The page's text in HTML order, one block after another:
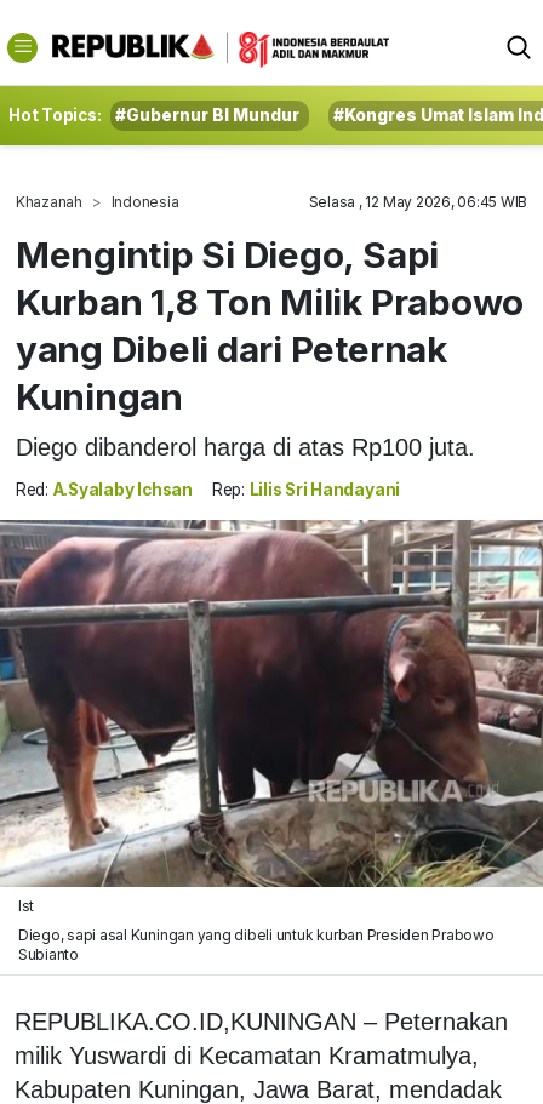
Hot Topics: #Gubernur BI Mundur #Kongres Umat Islam
Khazanah Indonesia Selasa , 12 May 2026, 06:45 WIB
Mengintip Si Diego, Sapi
Kurban 1,8 Ton Milik Prabowo
yang Dibeli dari Peternak
Kuningan
Diego dibanderol harga di atas Rp100 juta.
Red: A.Syalaby Ichsan Rep: Lilis Sri Handayani
Ist
Diego, sapi asal Kuningan yang dibeli untuk kurban Presiden Prabowo
Subianto
REPUBLIKA.CO.ID,KUNINGAN – Peternakan
milik Yuswardi di Kecamatan Kramatmulya,
Kabupaten Kuningan, Jawa Barat, mendadak